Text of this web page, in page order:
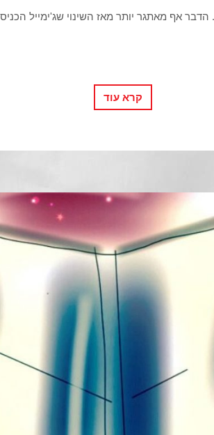
הדבר אף מאתגר יותר מאז השינוי שג'ימייל
קרא עוד